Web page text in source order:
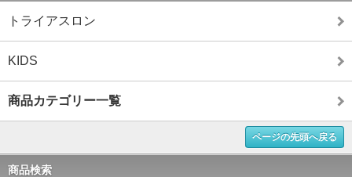
トライアスロン
KIDS
商品カテゴリー一覧
ページの先頭へ戻る
商品検索